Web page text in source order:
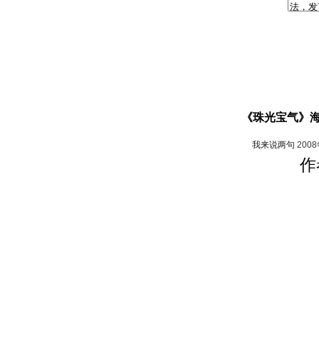
《珠光宝气》
我来说两句 2008